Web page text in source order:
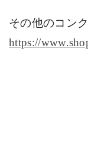
その他のコン
https://